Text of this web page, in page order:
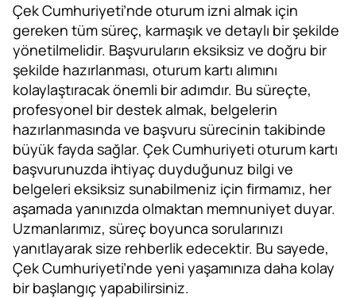
Çek Cumhuriyeti’nde oturum izni almak için
gereken tüm süreç, karmaşık ve detaylı bir şekilde
yönetilmelidir. Başvuruların eksiksiz ve doğru bir
şekilde hazırlanması, oturum kartı alımını
kolaylaştıracak önemli bir adımdır. Bu süreçte,
profesyonel bir destek almak, belgelerin
hazırlanmasında ve başvuru sürecinin takibinde
büyük fayda sağlar. Çek Cumhuriyeti oturum kartı
başvurunuzda ihtiyaç duyduğunuz bilgi ve
belgeleri eksiksiz sunabilmeniz için firmamız, her
aşamada yanınızda olmaktan memnuniyet duyar.
Uzmanlarımız, süreç boyunca sorularınızı
yanıtlayarak size rehberlik edecektir. Bu sayede,
Çek Cumhuriyeti’nde yeni yaşamınıza daha kolay
bir başlangıç yapabilirsiniz.